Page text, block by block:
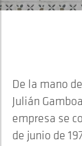
De la mano
Julián
empresa se
de junio de